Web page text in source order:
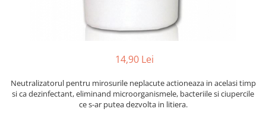
14,90 Lei
Neutralizatorul pentru mirosurile neplacute actioneaza in acelasi timp
si ca dezinfectant, eliminand microorganismele, bacteriile si ciupercile
ce s-ar putea dezvolta in litiera.